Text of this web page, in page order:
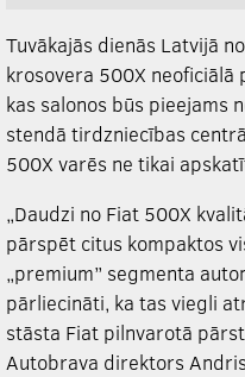
Tuvākajās dienās Latvijā
krosovera 500X neoficiālā
kas salonos būs pieejams
stendā tirdzniecības
500X varēs ne tikai
„Daudzi no Fiat 500X
pārspēt citus kompaktos
„premium” segmenta
pārliecināti, ka tas viegli
stāsta Fiat pilnvarotā
Autobrava direktors